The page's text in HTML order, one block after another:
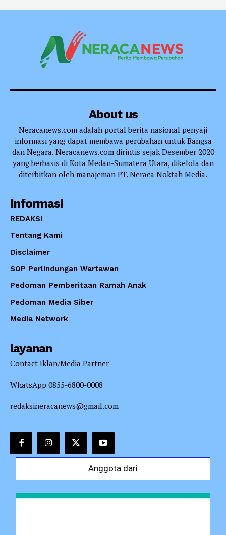
About us
Neracanews.com adalah portal berita nasional penyaji
informasi yang dapat membawa perubahan untuk Bangsa
dan Negara. Neracanews.com dirintis sejak Desember 2020
yang berbasis di Kota Medan-Sumatera Utara, dikelola dan
diterbitkan oleh manajeman PT. Neraca Noktah Media.
Informasi
REDAKSI
Tentang Kami
Disclaimer
SOP Perlindungan Wartawan
Pedoman Pemberitaan Ramah Anak
Pedoman Media Siber
Media Network
layanan
Contact Iklan/Media Partner
WhatsApp 0855-6800-0008
redaksineracanews@gmail.com
Anggota dari